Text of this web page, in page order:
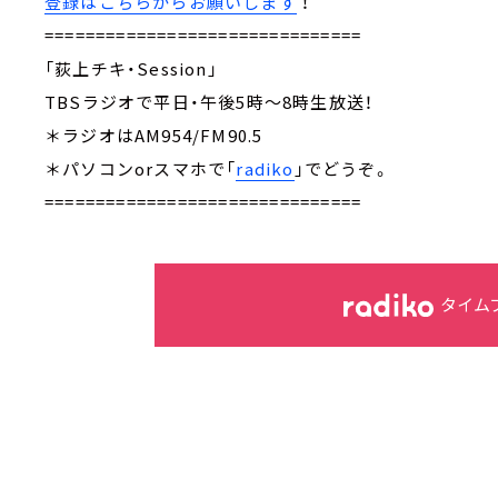
===============================
「荻上チキ・Session」
TBSラジオで平日・午後5時～8時生放送！
＊ラジオはAM954/FM90.5
＊パソコンorスマホで「radiko 」でどうぞ。
===============================
タイム